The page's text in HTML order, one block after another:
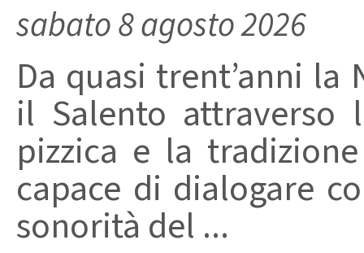
sabato 8 agosto 2026
Da quasi trent’anni
il Salento attraverso
pizzica e la
capace di dialogare
sonorità del ...